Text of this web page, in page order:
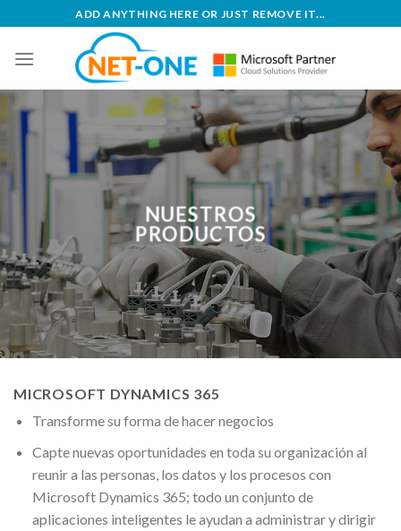
to
content
ADD ANYTHING HERE OR JUST REMOVE IT...
NUESTROS
PRODUCTOS
MICROSOFT DYNAMICS 365
Transforme su forma de hacer negocios
Capte nuevas oportunidades en toda su organización al
reunir a las personas, los datos y los procesos con
Microsoft Dynamics 365; todo un conjunto de
aplicaciones inteligentes le ayudan a administrar y dirigir